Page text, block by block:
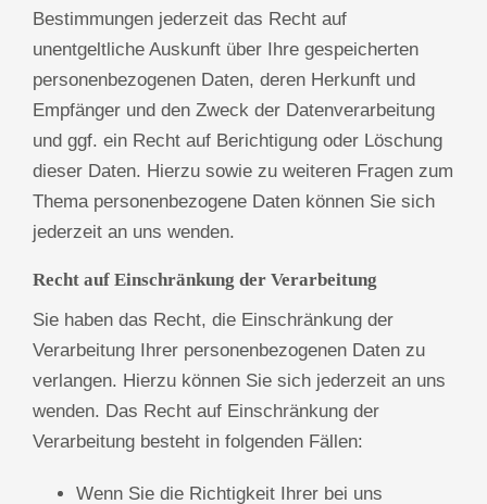
Bestimmungen jederzeit das Recht auf
unentgeltliche Auskunft über Ihre gespeicherten
personenbezogenen Daten, deren Herkunft und
Empfänger und den Zweck der Datenverarbeitung
und ggf. ein Recht auf Berichtigung oder Löschung
dieser Daten. Hierzu sowie zu weiteren Fragen zum
Thema personenbezogene Daten können Sie sich
jederzeit an uns wenden.
Recht auf Einschränkung der Verarbeitung
Sie haben das Recht, die Einschränkung der
Verarbeitung Ihrer personenbezogenen Daten zu
verlangen. Hierzu können Sie sich jederzeit an uns
wenden. Das Recht auf Einschränkung der
Verarbeitung besteht in folgenden Fällen:
Wenn Sie die Richtigkeit Ihrer bei uns